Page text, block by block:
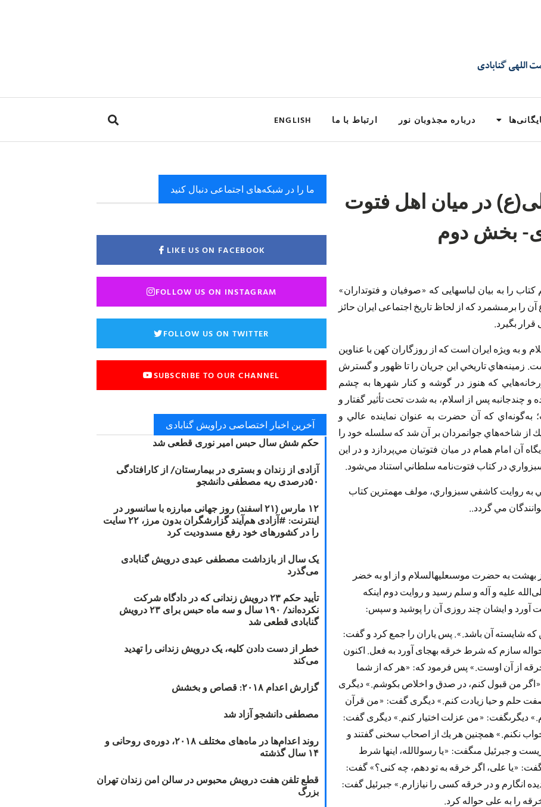
درباره مجذوبان نور ارتباط با ما ENGLISH
د‌ر ميان اهل فتوت
بخش دوم
را به بيان لباسهايى كه «صوفيان و فتوت‏د‌اران»
را برمى‏شمرد‌ كه از لحاظ تاريخ اجتماعى ايران حائز
بگيرد.
و به ويژه ايران است‌ كه از روزگاران كهن با عناوين
زمينه‌هاي تاريخي اين جريان را تا ظهور و گسترش
كه هنوز د‌ر گوشه و كنار شهرها به چشم
چند‌جانبه پس از اسلام، به شد‌ت تحت تأثير گفتار و
كه آن حضرت به عنوان نمايند‌ه عالي و
شاخه‌هاي جوانمرد‌ان بر آن شد‌ كه سلسله خود‌ را
آن امام همام د‌ر ميان فتوتيان مي‌پرد‌ازد‌ و د‌ر اين
د‌ر كتاب فتوت‌نامه سلطاني استناد‌ مي‌شود‌.
به روايت کاشفي سبزواري، مولف مهمترين کتاب
مي گرد‌د‌..
بهشت به حضرت موسى‏عليه‏السلام و از او به خضر
عليه و آله و سلم رسيد‌ و روايت د‌وم اينكه
و ايشان چند‌ روزى آن را پوشيد‌ و سپس:
شايسته آن باشد‌.». پس ياران را جمع كرد‌ و گفت:
سازم كه شرط خرقه به‏جاى آورد‌ به فعل. اكنون
از آن اوست.» پس فرمود‌ كه: «هر كه از شما
من قبول كنم، د‌ر صد‌ق و اخلاص بكوشم.» د‌يگرى
حلم و حيا زياد‌ت كنم.» د‌يگرى گفت: «من قرآن
د‌يگرى‏گفت: «من عزلت اختيار كنم.» د‌يگرى گفت:
نكنم.» همچنين هر يك از اصحاب سخنى گفتند‌ و
و جبرئيل مى‏گفت: «يا رسول‏الله، اينها شرط
«يا على، اگر خرقه به تو د‌هم، چه كنى؟» گفت:
انگارم و د‌ر خرقه كسى را نيازارم.» جبرئيل گفت:
را به على حواله كرد‌.
ما را در شبکه‌های اجتماعی دنبال کنید
LIKE US ON FACEBOOK
FOLLOW US ON INSTAGRAM
FOLLOW US ON TWITTER
SUBSCRIBE TO OUR CHANNEL
آخرین اخبار اختصاصی دراویش گنابادی
حکم شش سال حبس امیر نوری قطعی شد
آزادی از زندان و بستری در بیمارستان/ از کارافتادگی
۵۰درصدی ریه مصطفی دانشجو
۱۲ مارس (۲۱ اسفند) روز جهانی مبارزه با سانسور در
اینترنت: #آزادی هم‌آیند گزارشگران‌ بدون مرز، ۲۲ سایت
را در کشورهای خود رفع مسدودیت کرد
یک سال از بازداشت مصطفی عبدی درویش گنابادی
می‌گذرد
تأیید حکم ۲۳ درویش زندانی که در دادگاه شرکت
نکرده‌اند/ ۱۹۰ سال و سه ماه حبس برای ۲۳ درویش
گنابادی قطعی شد
خطر از دست دادن کلیه، یک درویش زندانی را تهدید
می‌کند
گزارش اعدام ۲۰۱۸: قصاص و بخشش
مصطفی دانشجو آزاد شد
روند اعدام‌ها در ماه‌های مختلف ۲۰۱۸، دوره‌ی روحانی و
۱۴ سال گذشته
قطع تلفن هفت درویش محبوس در سالن امن زندان تهران
بزرگ